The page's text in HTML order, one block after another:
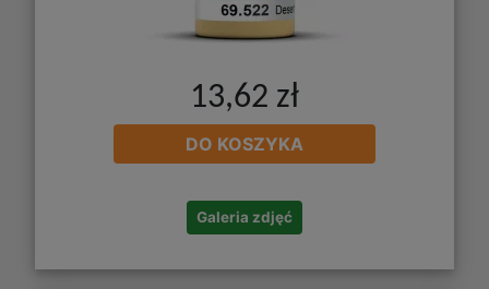
13,62 zł
DO KOSZYKA
Galeria zdjęć